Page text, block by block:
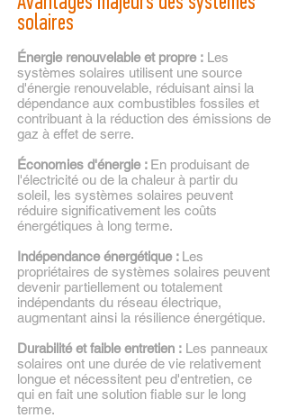
solaires
Énergie renouvelable et propre : Les
systèmes solaires utilisent une source
d'énergie renouvelable, réduisant ainsi la
dépendance aux combustibles fossiles et
contribuant à la réduction des émissions de
gaz à effet de serre.
Économies d'énergie : En produisant de
l'électricité ou de la chaleur à partir du
soleil, les systèmes solaires peuvent
réduire significativement les coûts
énergétiques à long terme.
Indépendance énergétique : Les
propriétaires de systèmes solaires peuvent
devenir partiellement ou totalement
indépendants du réseau électrique,
augmentant ainsi la résilience énergétique.
Durabilité et faible entretien : Les panneaux
solaires ont une durée de vie relativement
longue et nécessitent peu d'entretien, ce
qui en fait une solution fiable sur le long
terme.